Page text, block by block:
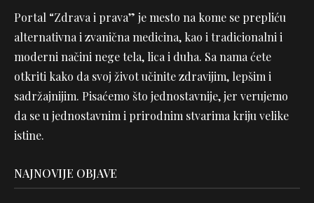
Portal “Zdrava i prava” je mesto na kome se prepliću
alternativna i zvanična medicina, kao i tradicionalni i
moderni načini nege tela, lica i duha. Sa nama ćete
otkriti kako da svoj život učinite zdravijim, lepšim i
sadržajnijim. Pisaćemo što jednostavnije, jer verujemo
da se u jednostavnim i prirodnim stvarima kriju velike
istine.
NAJNOVIJE OBJAVE